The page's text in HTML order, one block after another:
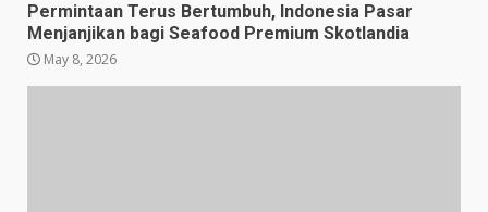
Permintaan Terus Bertumbuh, Indonesia Pasar
Menjanjikan bagi Seafood Premium Skotlandia
May 8, 2026